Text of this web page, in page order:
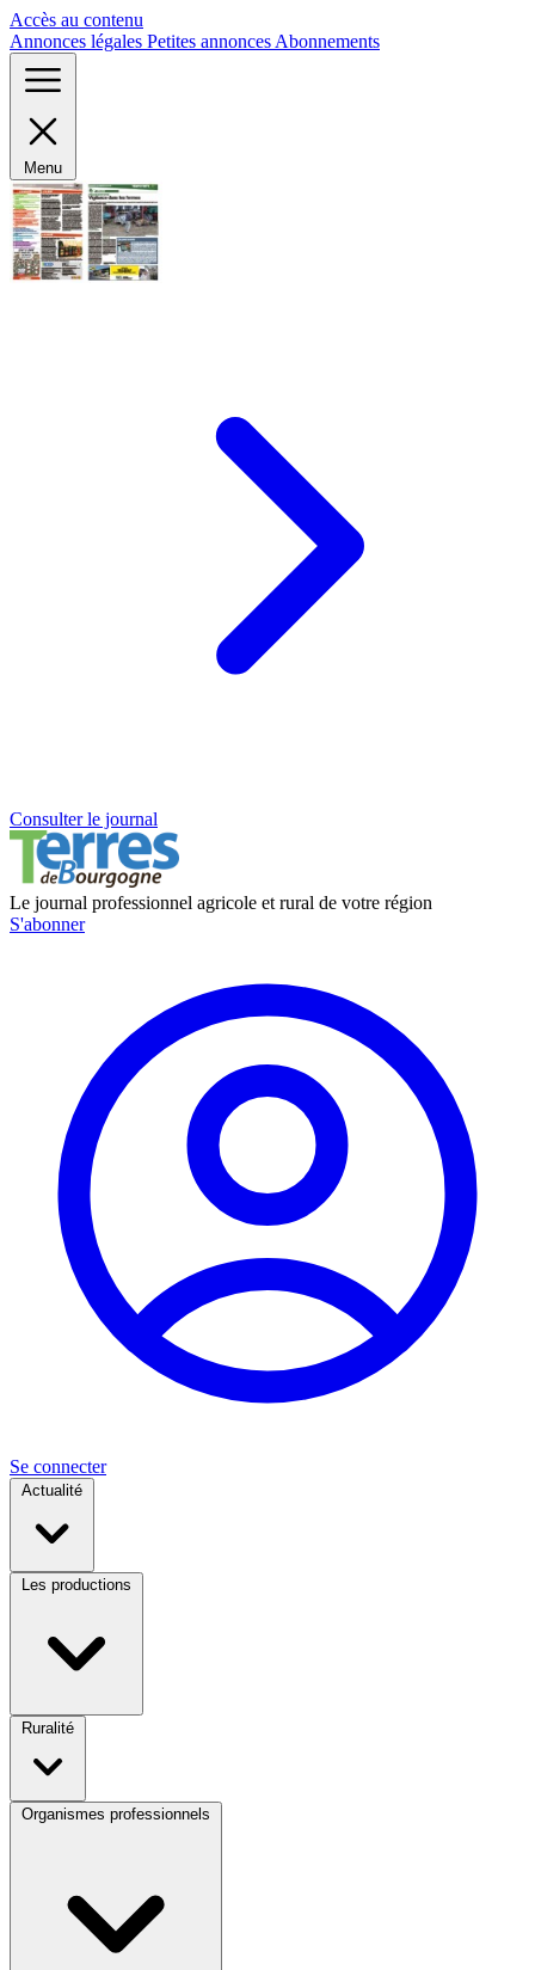
Accès au contenu
Annonces légales Petites annonces Abonnements
Menu
Consulter le journal
Le journal professionnel agricole et rural de votre région
S'abonner
Se connecter
Actualité
Les productions
Ruralité
Organismes professionnels
Panneau de gestion des cookies